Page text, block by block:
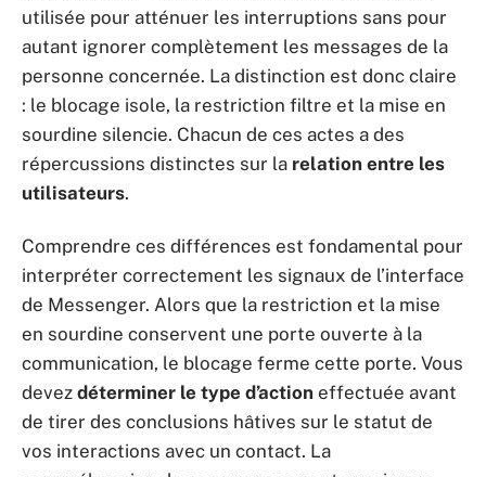
utilisée pour atténuer les interruptions sans pour
autant ignorer complètement les messages de la
personne concernée. La distinction est donc claire
: le blocage isole, la restriction filtre et la mise en
sourdine silencie. Chacun de ces actes a des
répercussions distinctes sur la relation entre les
utilisateurs.
Comprendre ces différences est fondamental pour
interpréter correctement les signaux de l’interface
de Messenger. Alors que la restriction et la mise
en sourdine conservent une porte ouverte à la
communication, le blocage ferme cette porte. Vous
devez déterminer le type d’action effectuée avant
de tirer des conclusions hâtives sur le statut de
vos interactions avec un contact. La